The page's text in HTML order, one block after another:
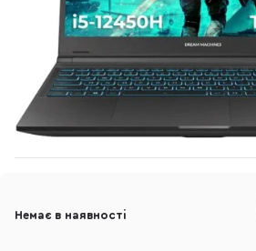
Немає в наявності